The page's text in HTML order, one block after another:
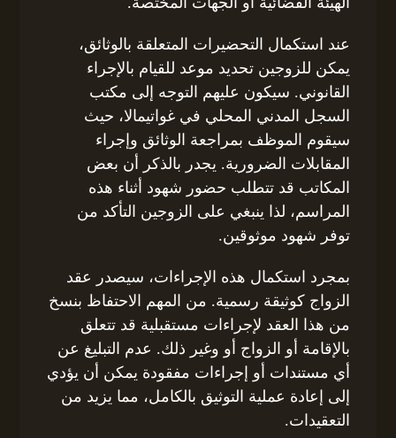
عند استكمال التحضيرات المتعلقة بالوثائق،
يمكن للزوجين تحديد موعد للقيام بالإجراء
القانوني. سيكون عليهم التوجه إلى مكتب
السجل المدني المحلي في غواتيمالا، حيث
سيقوم الموظف بمراجعة الوثائق وإجراء
المقابلات الضرورية. يجدر بالذكر أن بعض
المكاتب قد تتطلب حضور شهود أثناء هذه
المراسم، لذا ينبغي على الزوجين التأكد من
توفر شهود موثوقين.
بمجرد استكمال هذه الإجراءات، سيصدر عقد
الزواج كوثيقة رسمية. من المهم الاحتفاظ بنسخ
من هذا العقد لإجراءات مستقبلية قد تتعلق
بالإقامة أو الزواج أو وغير ذلك. عدم التبليغ عن
أي مستندات أو إجراءات مفقودة يمكن أن يؤدي
إلى إعادة عملية التوثيق بالكامل، مما يزيد من
التعقيدات.